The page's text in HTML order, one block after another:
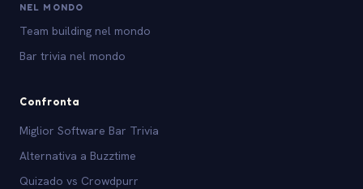
NEL MONDO
Team building nel mondo
Bar trivia nel mondo
Confronta
Miglior Software Bar Trivia
Alternativa a Buzztime
Quizado vs Crowdpurr